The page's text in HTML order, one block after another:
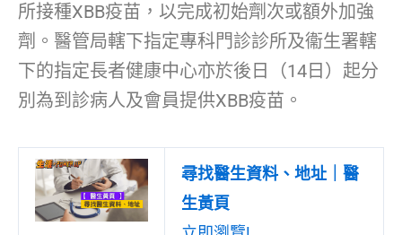
所接種XBB疫苗，以完成初始劑次或額外加強
劑。醫管局轄下指定專科門診診所及衞生署轄
下的指定長者健康中心亦於後日（14日）起分
別為到診病人及會員提供XBB疫苗。
尋找醫生資料、地址｜醫
生黃頁